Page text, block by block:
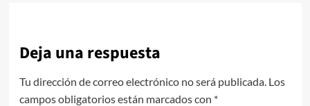
Deja una respuesta
Tu dirección de correo electrónico no será publicada. Los
campos obligatorios están marcados con *